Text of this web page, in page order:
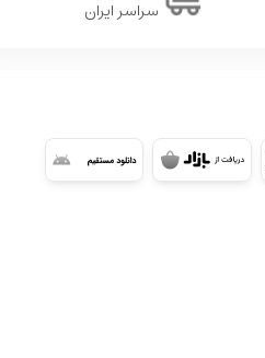
سراسر ایران